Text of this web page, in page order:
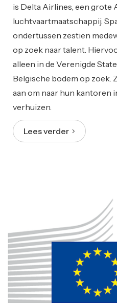
is Delta Airlines, een grote
luchtvaartmaatschappij.
ondertussen zestien
op zoek naar talent.
alleen in de Verenigde
Belgische bodem op zoek.
aan om naar hun kantoren
verhuizen.
Lees verder